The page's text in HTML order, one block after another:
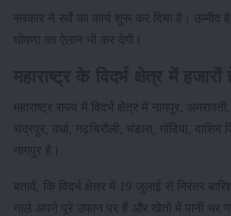
सरकार ने सर्वे का कार्य शुरू कर दिया है। उम्मीद
घोषणा का ऐलान भी कर देगी।
महाराष्ट्र राज्य में विदर्भ क्षेत्र में नागपुर,
चंद्रपुर, वर्धा, गढ़चिरौली, भंडारा, गोंदिया,
नागपुर है।
बतादें, कि विदर्भ क्षेत्र में 19 जुलाई से निरंतर
नाले अपने पूरे उफान पर हैं और खेतों में पानी भर